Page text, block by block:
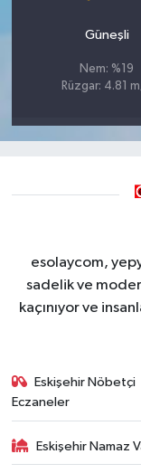
Güneşli
Nem: %19
Rüzgar: 4.81
esolaycom,
sadelik ve
kaçınıyor ve
Eskişehir Nöbetçi
Eczaneler
Eskişehir Namaz